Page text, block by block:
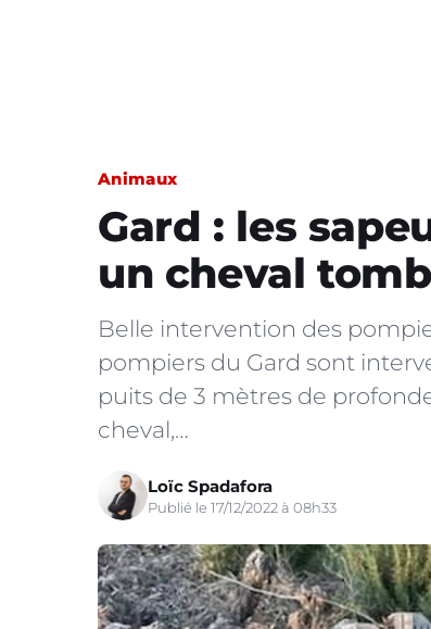
Animaux
Gard : les
un cheval
Belle intervention des
pompiers du Gard sont
puits de 3 mètres de
cheval,…
Loïc Spadafora
Publié le 17/12/2022 à 08h33